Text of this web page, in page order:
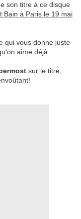
son titre à ce disque
Bain à Paris le 19 mai
qui vous donne juste
aime déjà.
sur le titre,